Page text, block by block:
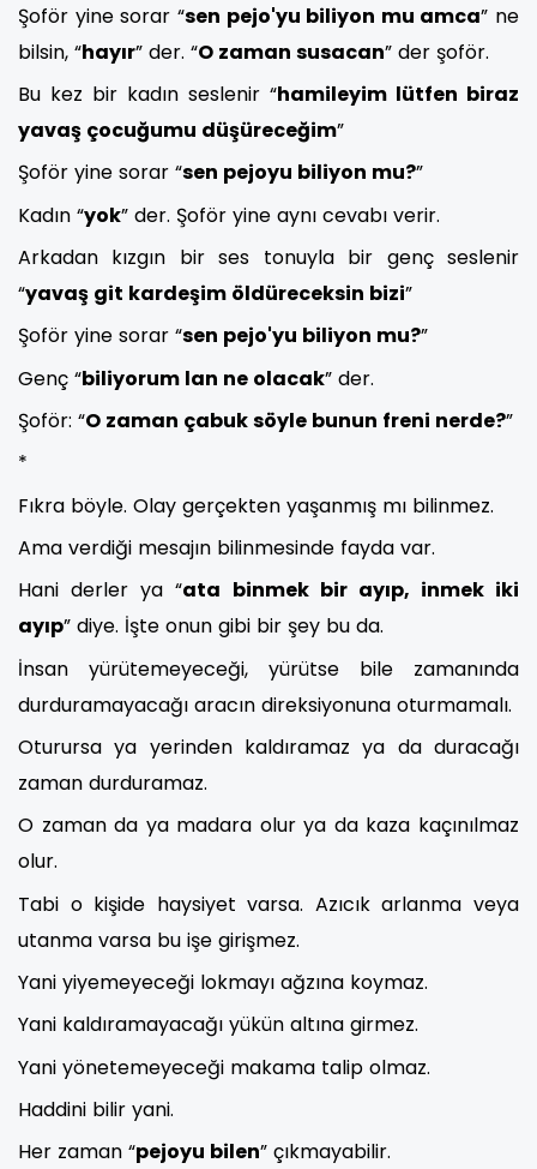
Şoför yine sorar “sen pejo'yu biliyon mu amca” ne
bilsin, “hayır” der. “O zaman susacan” der şoför.
Bu kez bir kadın seslenir “hamileyim lütfen biraz
yavaş çocuğumu düşüreceğim”
Şoför yine sorar “sen pejoyu biliyon mu?”
Kadın “yok” der. Şoför yine aynı cevabı verir.
Arkadan kızgın bir ses tonuyla bir genç seslenir
“yavaş git kardeşim öldüreceksin bizi”
Şoför yine sorar “sen pejo'yu biliyon mu?”
Genç “biliyorum lan ne olacak” der.
Şoför: “O zaman çabuk söyle bunun freni nerde?”
*
Fıkra böyle. Olay gerçekten yaşanmış mı bilinmez.
Ama verdiği mesajın bilinmesinde fayda var.
Hani derler ya “ata binmek bir ayıp, inmek iki
ayıp” diye. İşte onun gibi bir şey bu da.
İnsan yürütemeyeceği, yürütse bile zamanında
durduramayacağı aracın direksiyonuna oturmamalı.
Oturursa ya yerinden kaldıramaz ya da duracağı
zaman durduramaz.
O zaman da ya madara olur ya da kaza kaçınılmaz
olur.
Tabi o kişide haysiyet varsa. Azıcık arlanma veya
utanma varsa bu işe girişmez.
Yani yiyemeyeceği lokmayı ağzına koymaz.
Yani kaldıramayacağı yükün altına girmez.
Yani yönetemeyeceği makama talip olmaz.
Haddini bilir yani.
Her zaman “pejoyu bilen” çıkmayabilir.